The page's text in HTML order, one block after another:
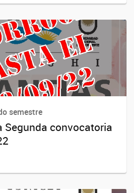
semestre
Segunda convocatoria